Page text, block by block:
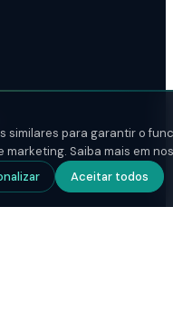
similares para garantir o
Saiba mais em
Aceitar todos